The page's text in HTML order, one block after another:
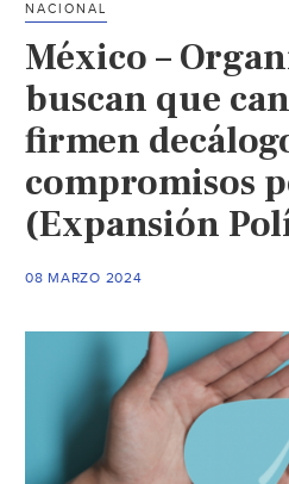
revisión
a
Ley
General
de
Aguas
(El
NACIONAL
México –
buscan que
firmen
compromisos
(Expansión
08 MARZO 2024